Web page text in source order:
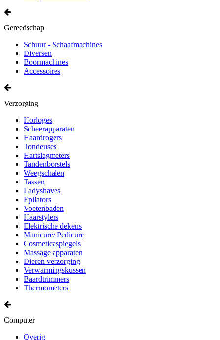
Gereedschap
Schuur - Schaafmachines
Diversen
Boormachines
Accessoires
Verzorging
Horloges
Scheerapparaten
Haardrogers
Tondeuses
Hartslagmeters
Tandenborstels
Weegschalen
Tassen
Ladyshaves
Epilators
Voetenbaden
Haarstylers
Elektrische dekens
Manicure/ Pedicure
Cosmeticaspiegels
Massage apparaten
Dieren verzorging
Verwarmingskussen
Baardtrimmers
Thermometers
Computer
Overig